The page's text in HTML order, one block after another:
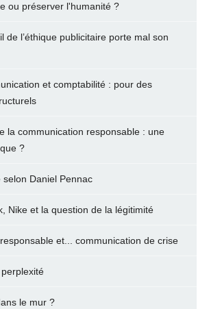
ou préserver l'humanité ?
de l’éthique publicitaire porte mal son
et comptabilité : pour des
la communication responsable : une
?
Daniel Pennac
Nike et la question de la légitimité
et... communication de crise
le mur ?